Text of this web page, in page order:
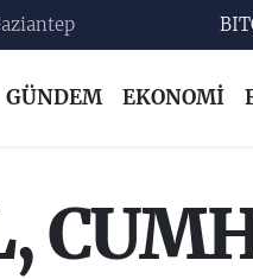
GÜNDEM EKONOMİ